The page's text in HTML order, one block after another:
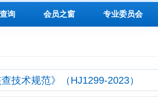
询 会员之窗 专业委员会
技术规范》（HJ1299-2023）